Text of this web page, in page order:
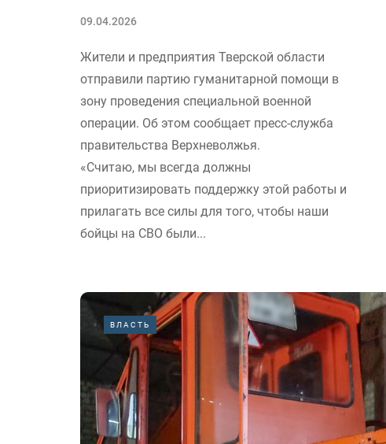
09.04.2026
Жители и предприятия Тверской области
отправили партию гуманитарной помощи в
зону проведения специальной военной
операции. Об этом сообщает пресс-служба
правительства Верхневолжья.
«Считаю, мы всегда должны
приоритизировать поддержку этой работы и
прилагать все силы для того, чтобы наши
бойцы на СВО были...
ВЛАСТЬ